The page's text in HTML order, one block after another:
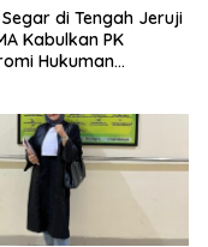
di Tengah Jeruji
Kabulkan PK
Hukuman